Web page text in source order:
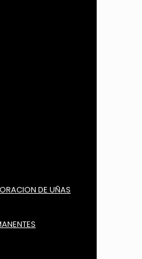
DE UÑAS